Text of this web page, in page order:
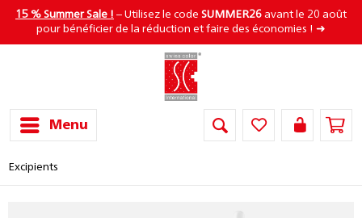
15 % Summer Sale ! – Utilisez le code SUMMER26 avant le 20 août
pour bénéficier de la réduction et faire des économies ! ➜
Menu
Excipients